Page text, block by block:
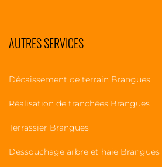
AUTRES SERVICES
Décaissement de terrain Brangues
Réalisation de tranchées Brangues
Terrassier Brangues
Dessouchage arbre et haie Brangues